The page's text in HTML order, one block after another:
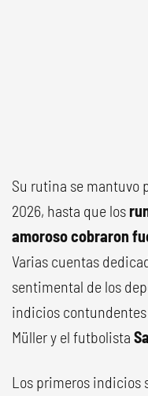
Su rutina se mantuvo
2026, hasta que los
amoroso cobraron
Varias cuentas
sentimental de los
indicios
Müller y el futbolista
Los primeros indicios